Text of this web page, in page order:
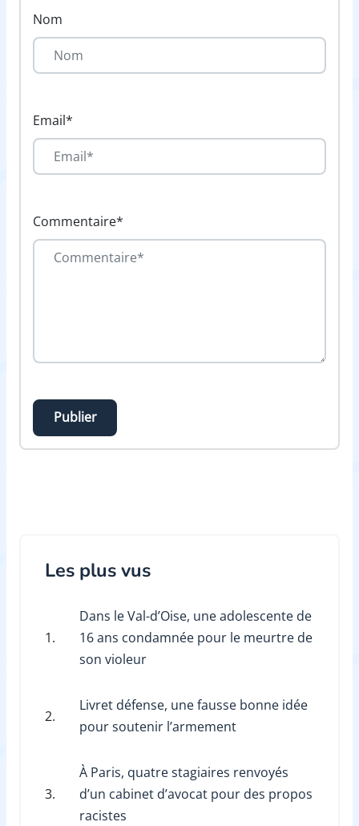
Nom
Email*
Commentaire*
Publier
Les plus vus
1.
Dans le Val-d’Oise, une adolescente de
16 ans condamnée pour le meurtre de
son violeur
2.
Livret défense, une fausse bonne idée
pour soutenir l’armement
3.
À Paris, quatre stagiaires renvoyés
d’un cabinet d’avocat pour des propos
racistes